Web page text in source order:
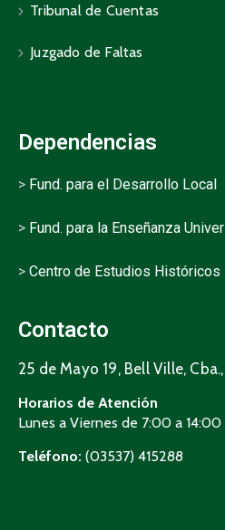
Tribunal de Cuentas
Juzgado de Faltas
Dependencias
> Fund. para el Desarrollo Local
> Fund. para la Enseñanza
> Centro de Estudios Históricos
Contacto
25 de Mayo 19, Bell Ville,
Horarios de Atención
Lunes a Viernes de 7:00 a 14:00
Teléfono: (03537) 415288